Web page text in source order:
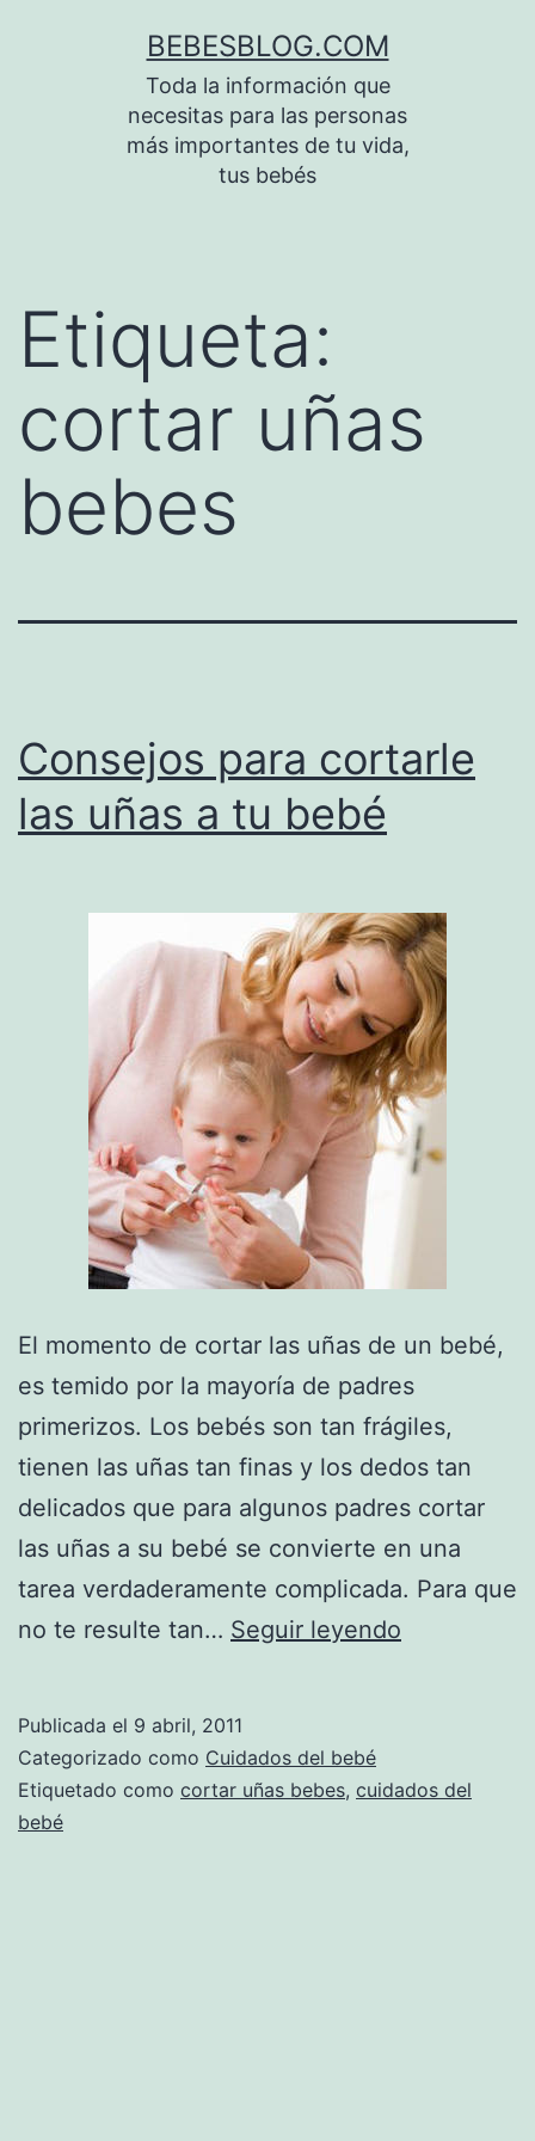
BEBESBLOG.COM
Toda la información que
necesitas para las personas
más importantes de tu vida,
tus bebés
Etiqueta:
cortar uñas
bebes
Consejos para cortarle
las uñas a tu bebé
El momento de cortar las uñas de un bebé,
es temido por la mayoría de padres
primerizos. Los bebés son tan frágiles,
tienen las uñas tan finas y los dedos tan
delicados que para algunos padres cortar
las uñas a su bebé se convierte en una
tarea verdaderamente complicada. Para que
no te resulte tan… Seguir leyendo
uñas
Publicada el 9 abril, 2011
Categorizado como Cuidados del bebé
Etiquetado como cortar uñas bebes, cuidados del
bebé